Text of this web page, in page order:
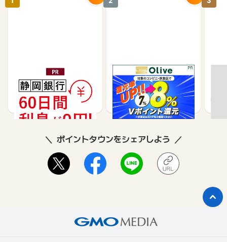
静岡銀行カードローンSE
LECA（セレカ）
26,250 35,000
※合計最大68,400円相当
※【SMBC】Oliveフレキ
シブルペイ ゴールド
8,500 14,000
ポイントタウンをシェアしよう